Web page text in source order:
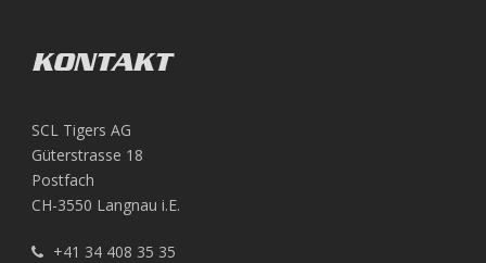
KONTAKT
SCL Tigers AG
Güterstrasse 18
Postfach
CH-3550 Langnau i.E.
+41 34 408 35 35